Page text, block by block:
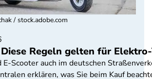
Regeln gelten für
Scooter auch im deutschen
erklären, was Sie beim Kauf
/ stock.adobe.com